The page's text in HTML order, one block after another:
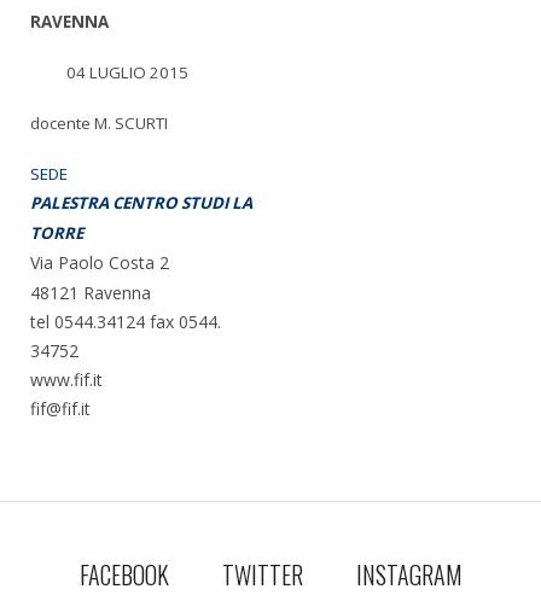
RAVENNA
04 LUGLIO 2015
docente M. SCURTI
SEDE
PALESTRA CENTRO STUDI LA
TORRE
Via Paolo Costa 2
48121 Ravenna
tel 0544.34124 fax 0544.
34752
www.fif.it
fif@fif.it
FACEBOOK TWITTER
INSTAGRAM